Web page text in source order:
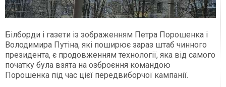
Білборди і газети із зображенням Петра Порошенка і
Володимира Путіна, які поширює зараз штаб чинного
президента, є продовженням технології, яка від самого
початку була взята на озброєння командою
Порошенка під час цієї передвиборчої кампанії.